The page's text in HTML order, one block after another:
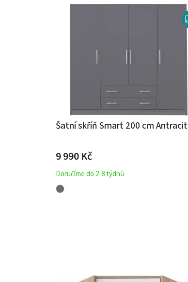
Šatní skříň Smart 200 cm Antracit
9 990 Kč
Doručíme do 2-8 týdnů